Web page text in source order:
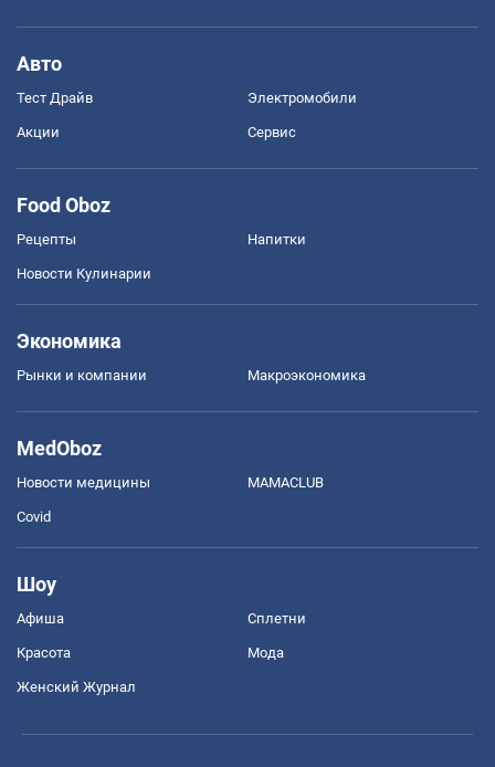
Авто
Тест Драйв Электромобили
Акции Сервис
Food Oboz
Рецепты Напитки
Новости Кулинарии
Экономика
Рынки и компании Mакроэкономика
MedOboz
Новости медицины MAMACLUB
Covid
Шоу
Афиша Сплетни
Красота Мода
Женский Журнал